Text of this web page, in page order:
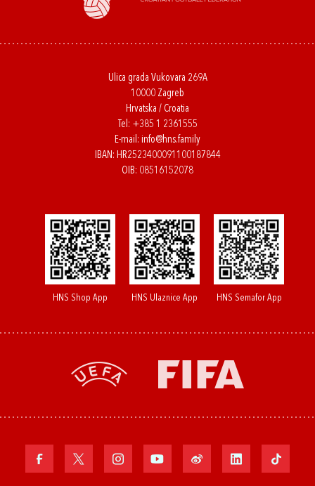
Ulica grada Vukovara 269A
10000 Zagreb
Hrvatska / Croatia
Tel: +385 1 2361555
E-mail: info@hns.family
IBAN: HR2523400091100187844
OIB: 08516152078
HNS Shop App HNS Ulaznice App HNS Semafor App